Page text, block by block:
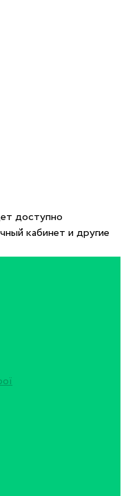
доступно
кабинет и другие